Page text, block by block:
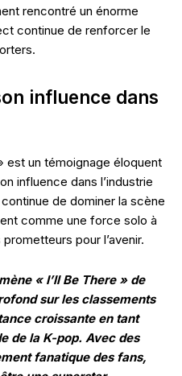
rencontré un énorme
continue de renforcer le
influence dans
est un témoignage éloquent
influence dans l’industrie
de dominer la scène
comme une force solo à
pour l’avenir.
« I’ll Be There » de
sur les classements
croissante en tant
de la K-pop. Avec des
fanatique des fans,